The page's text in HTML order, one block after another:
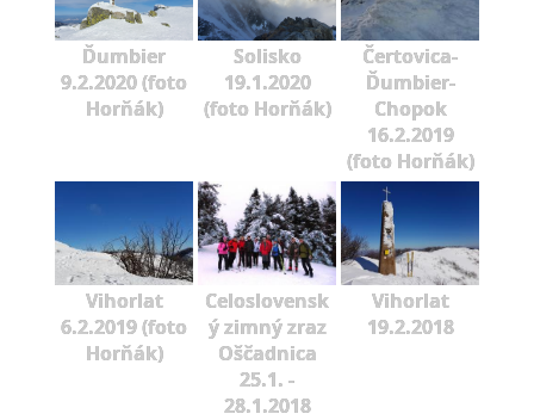
Ďumbier
9.2.2020 (foto
Horňák)
Solisko
19.1.2020
(foto Horňák)
Čertovica-
Ďumbier-
Chopok
16.2.2019
(foto Horňák)
Vihorlat
6.2.2019 (foto
Horňák)
Celoslovensk
ý zimný zraz
Oščadnica
25.1. -
28.1.2018
Vihorlat
19.2.2018